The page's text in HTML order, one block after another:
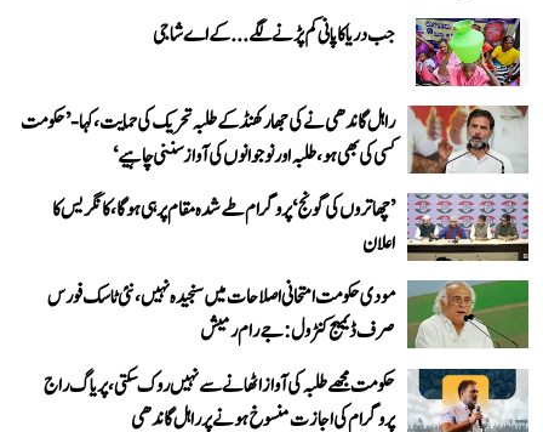
جب دریا کا پانی کم پڑنے لگے...کے اے شاجی
راہل گاندھی نے کی جھارکھنڈ کے طلبہ تحریک کی حمایت، کہا- ’حکومت
کسی کی بھی ہو، طلبہ اور نوجوانوں کی آواز سننی چاہیے‘
’چھاتروں کی گونج‘ پروگرام طے شدہ مقام پر ہی ہوگا، کانگریس کا
اعلان
مودی حکومت امتحانی اصلاحات میں سنجیدہ نہیں، نئی ٹاسک فورس
صرف ڈیمیج کنٹرول: جے رام رمیش
حکومت مجھے طلبہ کی آواز اٹھانے سے نہیں روک سکتی، پریاگ راج
پروگرام کی اجازت منسوخ ہونے پر راہل گاندھی